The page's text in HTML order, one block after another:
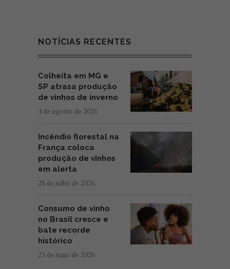
NOTÍCIAS RECENTES
Colheita em MG e
SP atrasa produção
de vinhos de inverno
4 de agosto de 2026
Incêndio florestal na
França coloca
produção de vinhos
em alerta
28 de julho de 2026
Consumo de vinho
no Brasil cresce e
bate recorde
histórico
25 de maio de 2026